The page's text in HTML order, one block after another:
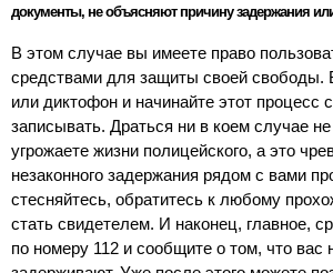
документы, не объясняют причину задержания
В этом случае вы имеете право
средствами для защиты своей свободы.
или диктофон и начинайте этот процесс
записывать. Драться ни в коем случае
угрожаете жизни полицейского, а это
незаконного задержания рядом с вами
стесняйтесь, обратитесь к любому
стать свидетелем. И наконец, главное,
по номеру 112 и сообщите о том, что вас